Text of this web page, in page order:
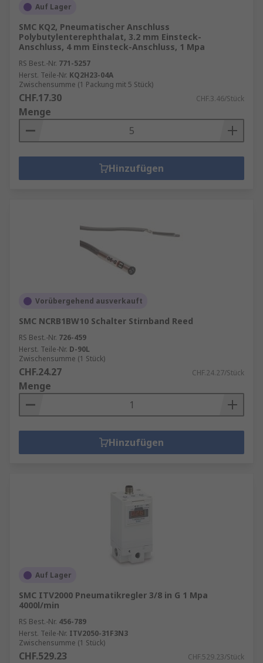
Auf Lager
SMC KQ2, Pneumatischer Anschluss
Polybutylenterephthalat, 3.2 mm Einsteck-
Anschluss, 4 mm Einsteck-Anschluss, 1 Mpa
RS Best.-Nr. 771-5257
Herst. Teile-Nr. KQ2H23-04A
Zwischensumme (1 Packung mit 5 Stück)
CHF.17.30 CHF.3.46/Stück
Menge
Hinzufügen
Vorübergehend ausverkauft
SMC NCRB1BW10 Schalter Stirnband Reed
RS Best.-Nr. 726-459
Herst. Teile-Nr. D-90L
Zwischensumme (1 Stück)
CHF.24.27 CHF.24.27/Stück
Menge
Hinzufügen
Auf Lager
SMC ITV2000 Pneumatikregler 3/8 in G 1 Mpa
4000l/min
RS Best.-Nr. 456-789
Herst. Teile-Nr. ITV2050-31F3N3
Zwischensumme (1 Stück)
CHF.529.23 CHF.529.23/Stück